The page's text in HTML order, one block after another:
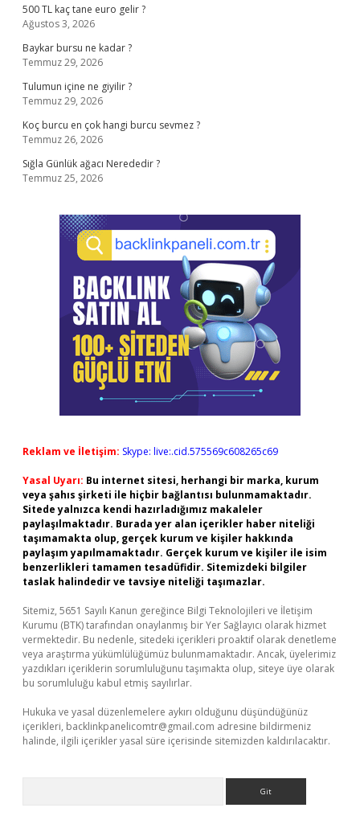
500 TL kaç tane euro gelir ?
Ağustos 3, 2026
Baykar bursu ne kadar ?
Temmuz 29, 2026
Tulumun içine ne giyilir ?
Temmuz 29, 2026
Koç burcu en çok hangi burcu sevmez ?
Temmuz 26, 2026
Sığla Günlük ağacı Nerededir ?
Temmuz 25, 2026
Reklam ve İletişim: Skype: live:.cid.575569c608265c69
Yasal Uyarı: Bu internet sitesi, herhangi bir marka, kurum
veya şahıs şirketi ile hiçbir bağlantısı bulunmamaktadır.
Sitede yalnızca kendi hazırladığımız makaleler
paylaşılmaktadır. Burada yer alan içerikler haber niteliği
taşımamakta olup, gerçek kurum ve kişiler hakkında
paylaşım yapılmamaktadır. Gerçek kurum ve kişiler ile isim
benzerlikleri tamamen tesadüfidir. Sitemizdeki bilgiler
taslak halindedir ve tavsiye niteliği taşımazlar.
Sitemiz, 5651 Sayılı Kanun gereğince Bilgi Teknolojileri ve İletişim
Kurumu (BTK) tarafından onaylanmış bir Yer Sağlayıcı olarak hizmet
vermektedir. Bu nedenle, sitedeki içerikleri proaktif olarak denetleme
veya araştırma yükümlülüğümüz bulunmamaktadır. Ancak, üyelerimiz
yazdıkları içeriklerin sorumluluğunu taşımakta olup, siteye üye olarak
bu sorumluluğu kabul etmiş sayılırlar.
Hukuka ve yasal düzenlemelere aykırı olduğunu düşündüğünüz
içerikleri, backlinkpanelicomtr@gmail.com adresine bildirmeniz
halinde, ilgili içerikler yasal süre içerisinde sitemizden kaldırılacaktır.